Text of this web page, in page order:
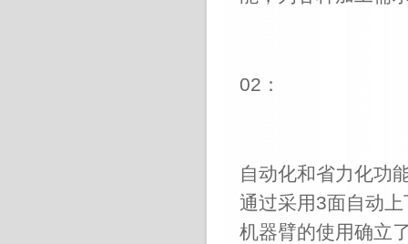
02 ：
自动化和省力化功
通过采用3面自动
机器臂的使用确立